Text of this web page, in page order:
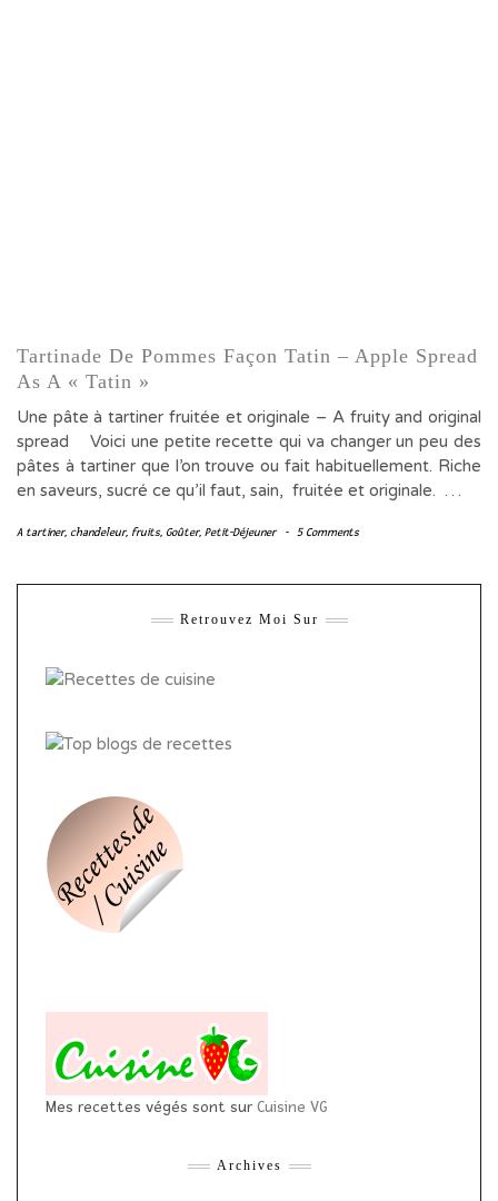
Tartinade De Pommes Façon Tatin – Apple Spread
As A « Tatin »
Une pâte à tartiner fruitée et originale – A fruity and original
spread Voici une petite recette qui va changer un peu des
pâtes à tartiner que l’on trouve ou fait habituellement. Riche
en saveurs, sucré ce qu’il faut, sain, fruitée et originale. …
A tartiner, chandeleur, fruits, Goûter, Petit-Déjeuner - 5 Comments
Retrouvez Moi Sur
Mes recettes végés sont sur Cuisine VG
Archives